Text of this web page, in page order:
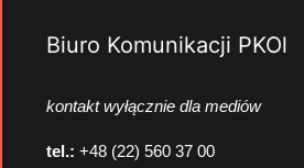
Biuro Komunikacji PKOl
kontakt wyłącznie dla mediów
tel.: +48 (22) 560 37 00